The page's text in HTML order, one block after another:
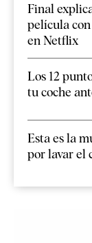
Final
película con
en Netflix
Los 12
tu coche
Esta es la
por lavar el